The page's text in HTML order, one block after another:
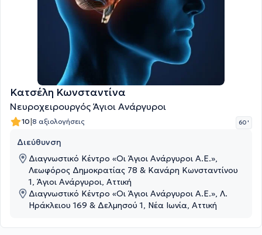
Κατσέλη Κωνσταντίνα
Νευροχειρουργός Άγιοι Ανάργυροι
10|8 αξιολογήσεις 60 '
Διεύθυνση
Διαγνωστικό Κέντρο «Οι Άγιοι Ανάργυροι Α.Ε.»,
Λεωφόρος Δημοκρατίας 78 & Κανάρη Κωνσταντίνου
1, Άγιοι Ανάργυροι, Αττική
Διαγνωστικό Κέντρο «Οι Άγιοι Ανάργυροι Α.Ε.», Λ.
Ηράκλειου 169 & Δελμησού 1, Νέα Ιωνία, Αττική